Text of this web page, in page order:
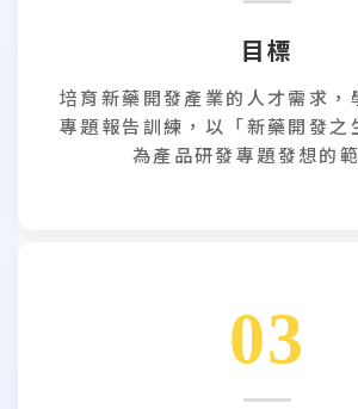
目標
培育新藥開發產業的人才需求，
專題報告訓練，以「新藥開發之
為產品研發專題發想的
03